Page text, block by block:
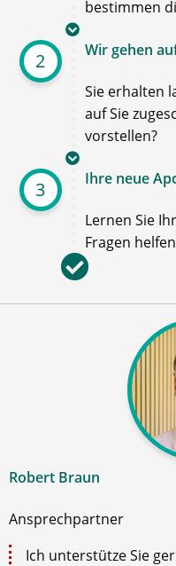
bestimmen
2 Wir gehen
Sie erhalten
auf Sie
vorstellen?
3 Ihre neue
Lernen Sie
Fragen
Robert Braun
Ansprechpartner
Ich unterstütze Sie